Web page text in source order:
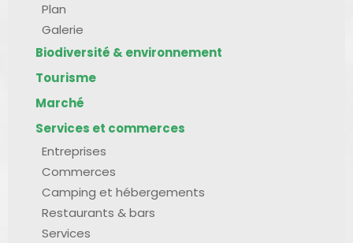
Plan
Galerie
Biodiversité & environnement
Tourisme
Marché
Services et commerces
Entreprises
Commerces
Camping et hébergements
Restaurants & bars
Services